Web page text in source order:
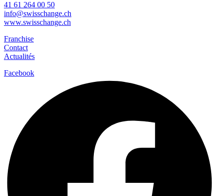
41 61 264 00 50
info@swisschange.ch
www.swisschange.ch
Franchise
Contact
Actualités
Facebook